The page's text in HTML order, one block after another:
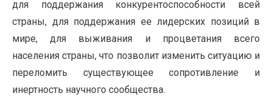
для поддержания конкурентоспособности всей
страны, для поддержания ее лидерских позиций в
мире, для выживания и процветания всего
населения страны, что позволит изменить ситуацию и
переломить существующее сопротивление и
инертность научного сообщества.